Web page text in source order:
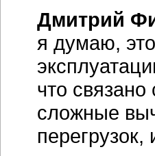
Дмитрий
я думаю,
что
сложные